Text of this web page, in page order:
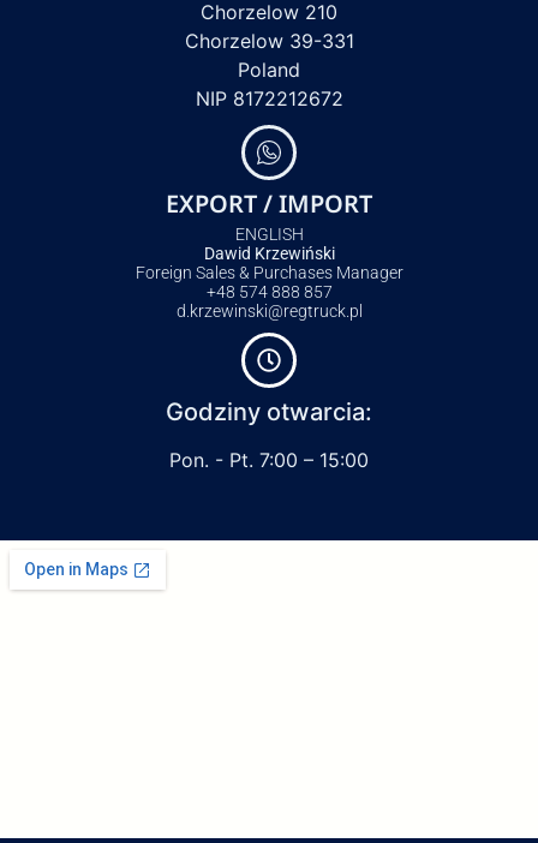
Chorzelow 210
Chorzelow 39-331
Poland
NIP 8172212672
EXPORT / IMPORT
ENGLISH
Dawid Krzewiński
Foreign Sales & Purchases Manager
+48 574 888 857
d.krzewinski@regtruck.pl
Godziny otwarcia:
Pon. - Pt. 7:00 – 15:00